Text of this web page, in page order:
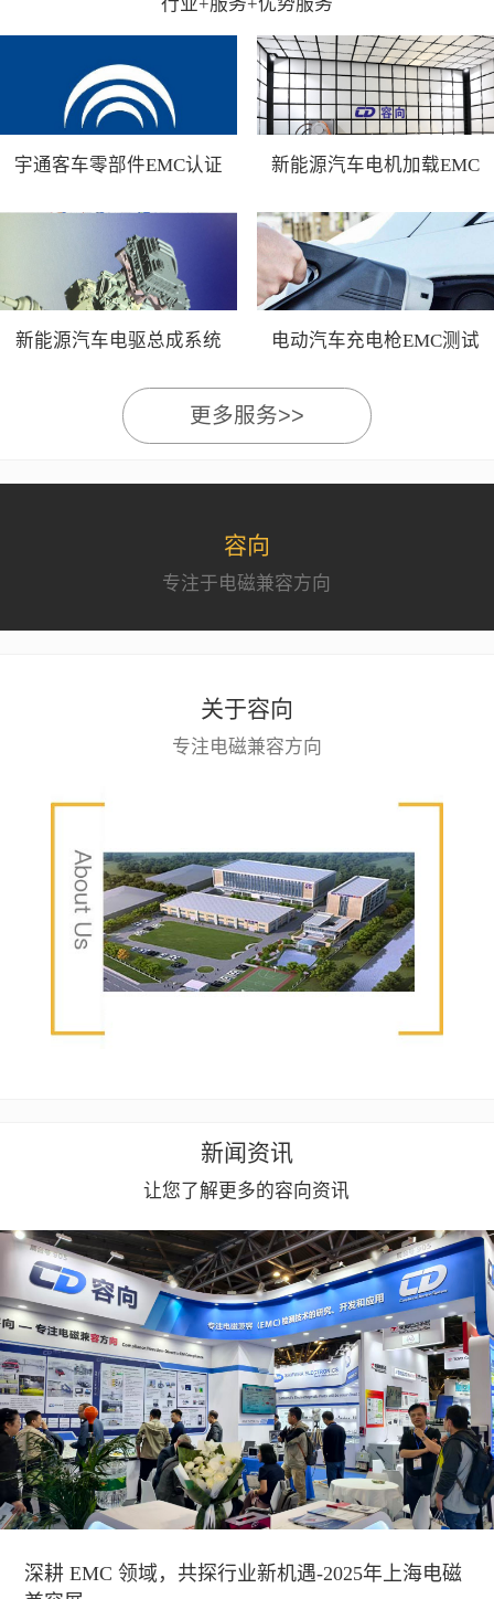
宇通客车零部件EMC认证
新能源汽车电机加载EMC
新能源汽车电驱总成系统
电动汽车充电枪EMC测试
更多服务>>
容向
专注于电磁兼容方向
关于容向
专注电磁兼容方向
新闻资讯
让您了解更多的容向资讯
深耕 EMC 领域，共探行业新机遇-2025年上海电磁